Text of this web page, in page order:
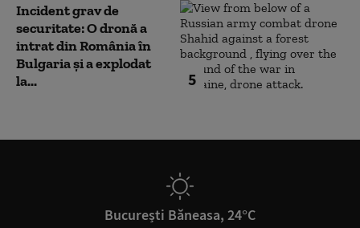
5
Incident grav de
securitate: O dronă a
intrat din România în
Bulgaria şi a explodat
la...
București Băneasa, 24°C